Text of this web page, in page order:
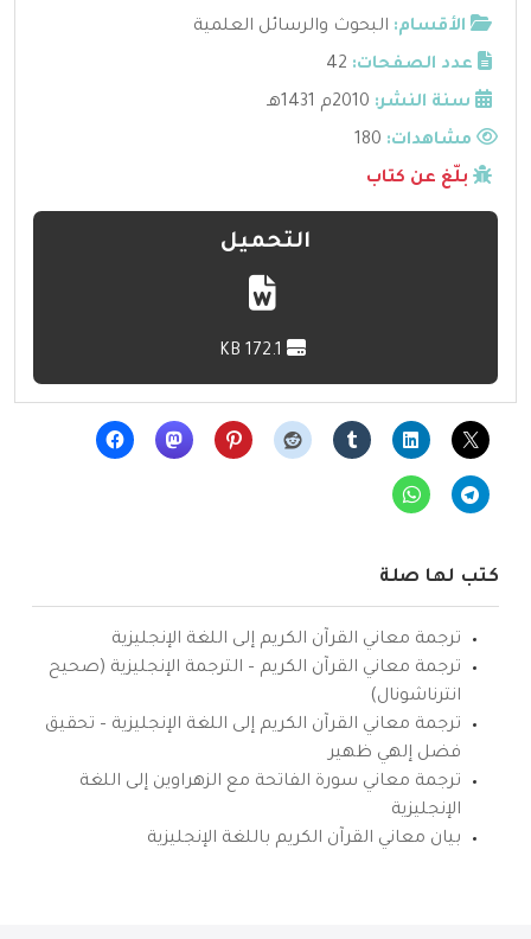
الأقسام: البحوث والرسائل العلمية
عدد الصفحات: 42
سنة النشر: 2010م 1431هـ
مشاهدات:
بلّغ عن كتاب
التحميل
كتب لها صلة
ترجمة معاني القرآن الكريم إلى اللغة الإنجليزية
ترجمة معاني القرآن الكريم – الترجمة الإنجليزية (صحيح
انترناشونال)
ترجمة معاني القرآن الكريم إلى اللغة الإنجليزية – تحقيق
فضل إلهي ظهير
ترجمة معاني سورة الفاتحة مع الزهراوين إلى اللغة
الإنجليزية
بيان معاني القرآن الكريم باللغة الإنجليزية